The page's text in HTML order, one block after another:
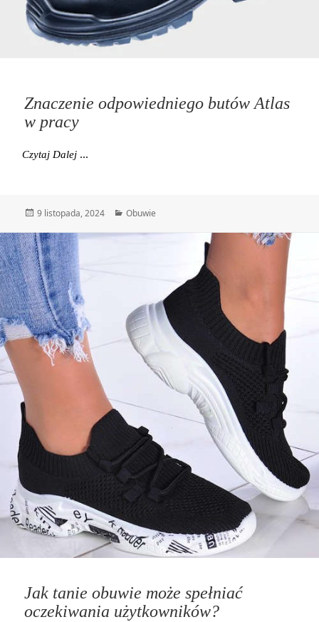
Znaczenie odpowiedniego butów Atlas
w pracy
Czytaj Dalej
Data
9 listopada, 2024 Kategorie
Obuwie
Jak tanie obuwie może spełniać
oczekiwania użytkowników?